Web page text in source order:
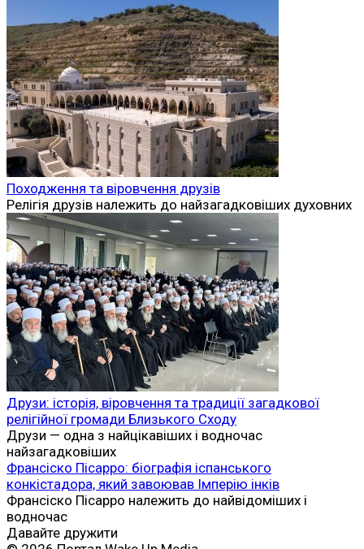
Походження та віровчення друзів
Релігія друзів належить до найзагадковіших духовних
Друзи: історія, віровчення та традиції загадкової
релігійної громади Близького Сходу
Друзи — одна з найцікавіших і водночас
найзагадковіших
Франсіско Пісарро: біографія іспанського
конкістадора, який завоював Імперію інків
Франсіско Пісарро належить до найвідоміших і
водночас
Давайте дружити